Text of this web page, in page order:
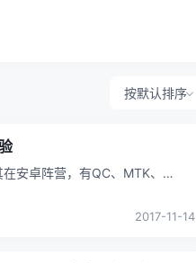
按默认排序
安卓阵营，有QC、MTK、
2017-11-14